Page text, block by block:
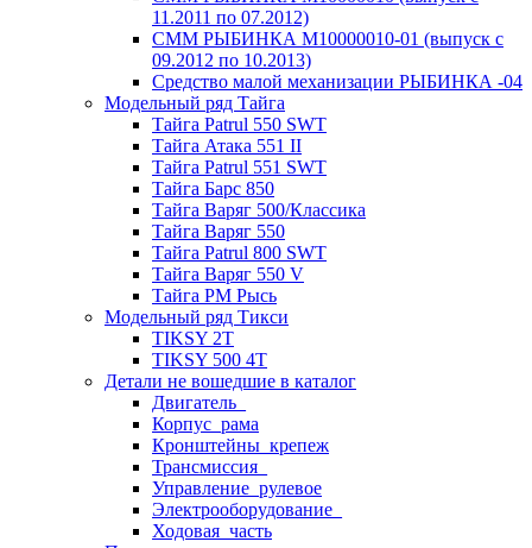
11.2011 по 07.2012)
СММ РЫБИНКА M10000010-01 (выпуск с
09.2012 по 10.2013)
Средство малой механизации РЫБИНКА -04
Модельный ряд Тайга
Тайга Patrul 550 SWT
Тайга Атака 551 II
Тайга Patrul 551 SWT
Тайга Барс 850
Тайга Варяг 500/Классика
Тайга Варяг 550
Тайга Patrul 800 SWT
Тайга Варяг 550 V
Тайга РМ Рысь
Модельный ряд Тикси
TIKSY 2T
TIKSY 500 4T
Детали не вошедшие в каталог
Двигатель_
Корпус_рама
Кронштейны_крепеж
Трансмиссия_
Управление_рулевое
Электрооборудование_
Ходовая_часть